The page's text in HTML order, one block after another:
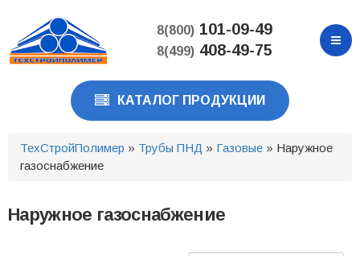
основному
содержанию
8(800)101-09-49
8(499)408-49-75
КАТАЛОГ ПРОДУКЦИИ
ТехСтройПолимер » Трубы ПНД » Газовые » Наружное
газоснабжение
Наружное газоснабжение